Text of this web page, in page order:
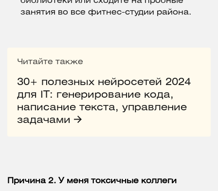
занятия во все фитнес-студии района.
Читайте также
30+ полезных нейросетей 2024
для IT: генерирование кода,
написание текста, управление
задачами
Причина 2. У меня токсичные коллеги